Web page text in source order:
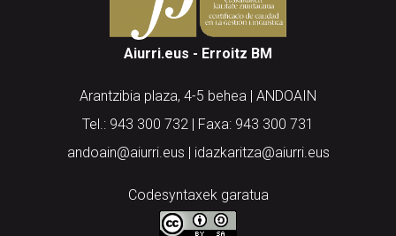
Aiurri.eus - Erroitz BM
Arantzibia plaza, 4-5 behea | ANDOAIN
Tel.: 943 300 732 | Faxa: 943 300 731
andoain@aiurri.eus | idazkaritza@aiurri.eus
Codesyntaxek garatua